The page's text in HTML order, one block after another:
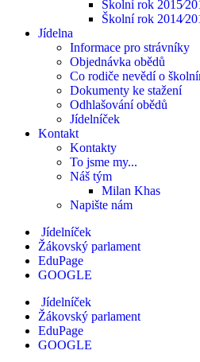
Školní rok
Školní rok
Jídelna
Informace pro strávníky
Objednávka obědů
Co rodiče nevědí o
Dokumenty ke stažení
Odhlašování obědů
Jídelníček
Kontakt
Kontakty
To jsme my...
Náš tým
Milan Khas
Napište nám
Jídelníček
Žákovský parlament
EduPage
GOOGLE
Jídelníček
Žákovský parlament
EduPage
GOOGLE